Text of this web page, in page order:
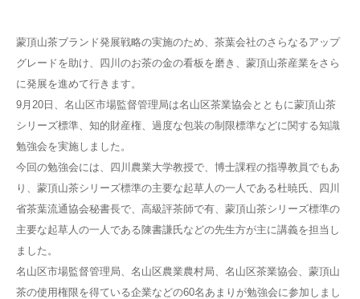
蒙頂山茶ブランド発展戦略の実施のため、茶葉会社のさらなるアップ
グレードを助け、四川のお茶の金の看板を磨き、蒙頂山茶産業をさら
に発展を進めて行きます。
9月20日、名山区市場監督管理局は名山区茶業協会とともに蒙頂山茶
シリーズ標準、知的財産権、過度な包装の制限標準などに関する知識
勉強会を実施しました。
今回の勉強会には、四川農業大学教授で、博士課程の指導教員でもあ
り、蒙頂山茶シリーズ標準の主要な起草人の一人である杜暁氏、四川
省茶葉流通協会秘書長で、高級評茶師で有、蒙頂山茶シリーズ標準の
主要な起草人の一人である陳書謙氏などの先生方が主に講義を担当し
ました。
名山区市場監督管理局、名山区農業農村局、名山区茶業協会、蒙頂山
茶の使用権限を得ている企業などの60名あまりが勉強会に参加しまし